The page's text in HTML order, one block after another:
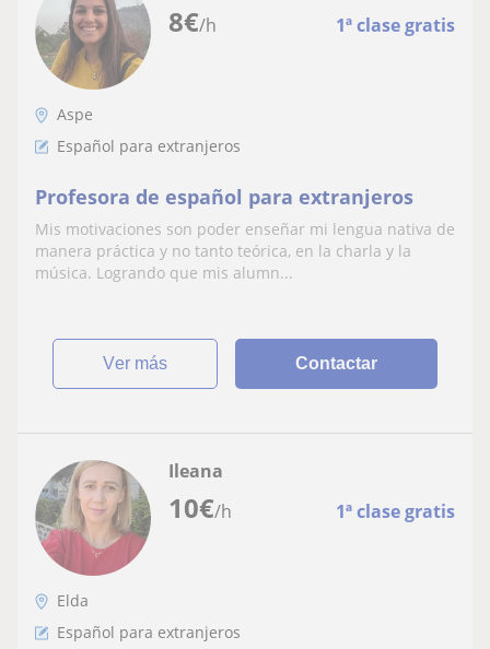
8€/h 1ª clase gratis
Aspe
Español para extranjeros
Profesora de español para extranjeros
Mis motivaciones son poder enseñar mi lengua nativa de
manera práctica y no tanto teórica, en la charla y la
música. Logrando que mis alumn...
ver más Contactar
10€/h 1ª clase gratis
Ileana
Elda
Español para extranjeros